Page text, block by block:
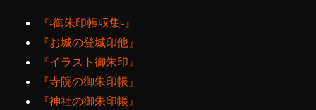
『‐御朱印帳収集‐』
『お城の登城印他』
『イラスト御朱印』
『寺院の御朱印帳』
『神社の御朱印帳』